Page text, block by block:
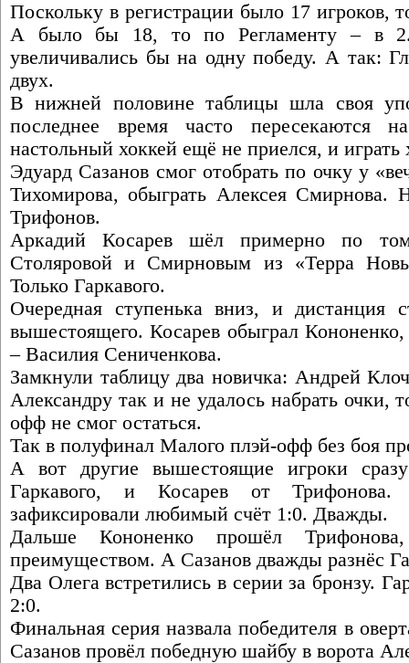
Поскольку в регистрации было 17 игроков,
А было бы 18, то по Регламенту – в
увеличивались бы на одну победу. А так:
двух.
В нижней половине таблицы шла своя
последнее время часто пересекаются
настольный хоккей ещё не приелся, и играть
Эдуард Сазанов смог отобрать по очку у
Тихомирова, обыграть Алексея Смирнова.
Трифонов.
Аркадий Косарев шёл примерно по
Столяровой и Смирновым из «Терра
Только Гаркавого.
Очередная ступенька вниз, и дистанция
вышестоящего. Косарев обыграл
– Василия Сениченкова.
Замкнули таблицу два новичка: Андрей
Александру так и не удалось набрать очки,
офф не смог остаться.
Так в полуфинал Малого плэй-офф без боя
А вот другие вышестоящие игроки
Гаркавого, и Косарев от Трифонова.
зафиксировали любимый счёт 1:0. Дважды.
Дальше Кононенко прошёл
преимуществом. А Сазанов дважды разнёс
Два Олега встретились в серии за бронзу.
2:0.
Финальная серия назвала победителя в
Сазанов провёл победную шайбу в ворота